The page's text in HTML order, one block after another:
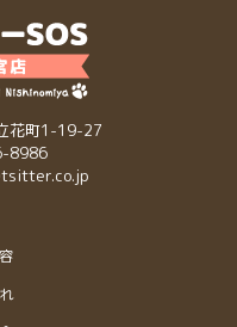
花町1-19-27
8986